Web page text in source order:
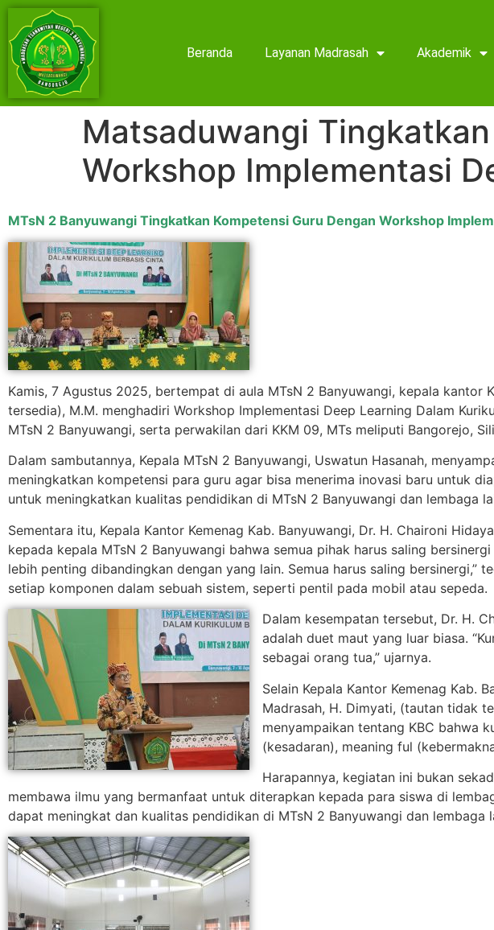
Beranda Layanan Madrasah Akademik
Matsaduwangi
Workshop Implementasi
MTsN 2 Banyuwangi Tingkatkan Kompetensi Guru Dengan Workshop
Kamis, 7 Agustus 2025, bertempat di aula MTsN 2 Banyuwangi, kepala kantor
tersedia), M.M. menghadiri Workshop Implementasi Deep Learning Dalam
MTsN 2 Banyuwangi, serta perwakilan dari KKM 09, MTs meliputi Bangorejo,
Dalam sambutannya, Kepala MTsN 2 Banyuwangi, Uswatun Hasanah,
meningkatkan kompetensi para guru agar bisa menerima inovasi baru untuk
untuk meningkatkan kualitas pendidikan di MTsN 2 Banyuwangi dan lembaga
Sementara itu, Kepala Kantor Kemenag Kab. Banyuwangi, Dr. H. Chaironi
kepada kepala MTsN 2 Banyuwangi bahwa semua pihak harus saling
lebih penting dibandingkan dengan yang lain. Semua harus saling bersinergi,”
setiap komponen dalam sebuah sistem, seperti pentil pada mobil atau sepeda.
Dalam kesempatan tersebut, Dr. H.
adalah duet maut yang luar biasa.
sebagai orang tua,” ujarnya.
Selain Kepala Kantor Kemenag Kab.
Madrasah, H. Dimyati, (tautan tidak
menyampaikan tentang KBC bahwa
(kesadaran), meaning ful
Harapannya, kegiatan ini bukan
membawa ilmu yang bermanfaat untuk diterapkan kepada para siswa di
dapat meningkat dan kualitas pendidikan di MTsN 2 Banyuwangi dan lembaga